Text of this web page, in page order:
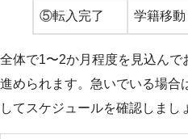
⑤転入完了 学籍移
全体で1〜2か月程度を見込んで
進められます。急いでいる場合
してスケジュールを確認しまし